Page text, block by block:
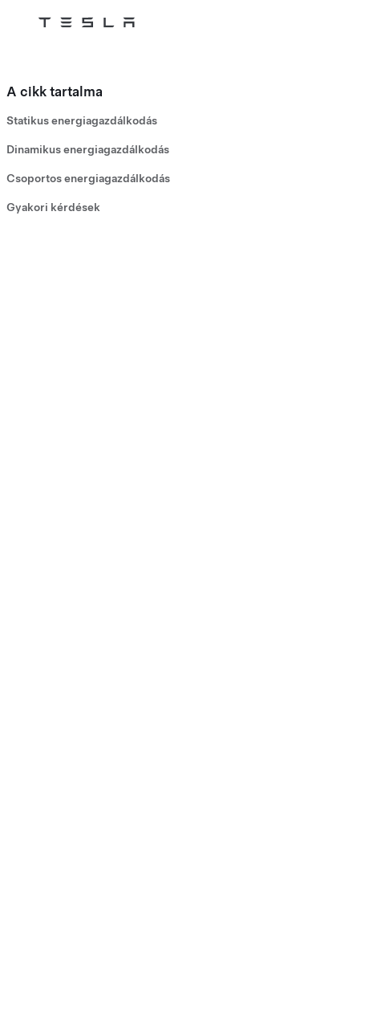
Tesla
A cikk tartalma
Statikus energiagazdálkodás
Dinamikus energiagazdálkodás
Csoportos energiagazdálkodás
Gyakori kérdések